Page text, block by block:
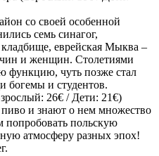
со своей особенной
семь синагог,
кладбище, еврейская Мыква –
и женщин. Столетиями
функцию, чуть позже стал
богемы и студентов.
26€ / Дети: 21€)
и знают о нем множество
попробовать польскую
атмосферу разных эпох!